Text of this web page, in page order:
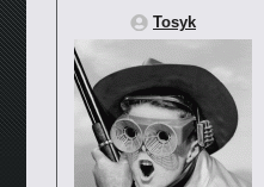
Tosyk